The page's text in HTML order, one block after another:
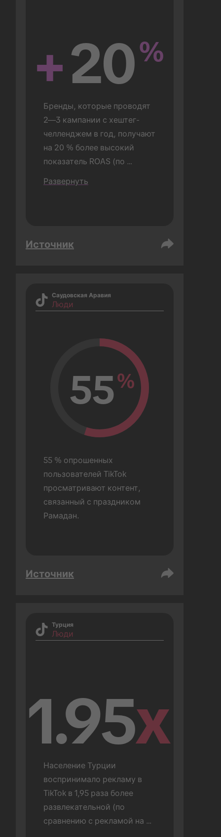
+20%
Бренды, которые проводят
2—3 кампании с хештег-
челленджем в год, получают
на 20 % более высокий
показатель ROAS (по
Развернуть
Источник
Саудовская Аравия
Люди
55%
55 % опрошенных
пользователей TikTok
просматривают контент,
связанный с праздником
Рамадан.
Источник
Турция
Люди
1.95x
Население Турции
воспринимало рекламу в
TikTok в 1,95 раза более
развлекательной (по
сравнению с рекламой на